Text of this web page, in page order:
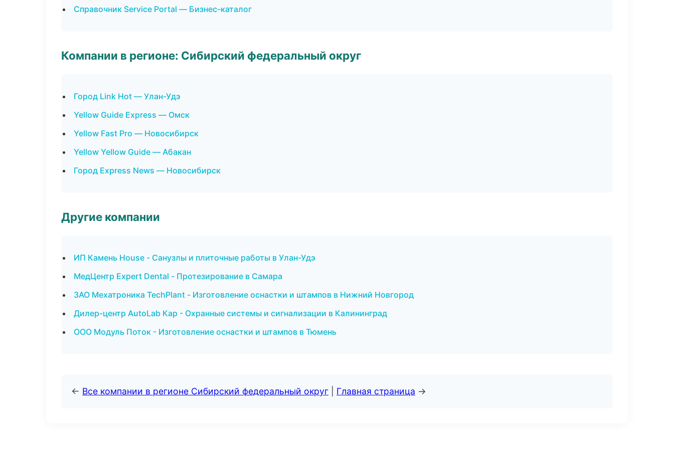
Справочник Service Portal — Бизнес-каталог
Компании в регионе: Сибирский федеральный округ
Город Link Hot — Улан-Удэ
Yellow Guide Express — Омск
Yellow Fast Pro — Новосибирск
Yellow Yellow Guide — Абакан
Город Express News — Новосибирск
Другие компании
ИП Камень House - Санузлы и плиточные работы в Улан-Удэ
МедЦентр Expert Dental - Протезирование в Самара
ЗАО Мехатроника TechPlant - Изготовление оснастки и штампов в Нижний Новгород
Дилер-центр AutoLab Кар - Охранные системы и сигнализации в Калининград
ООО Модуль Поток - Изготовление оснастки и штампов в Тюмень
← Все компании в регионе Сибирский федеральный округ Главная страница →